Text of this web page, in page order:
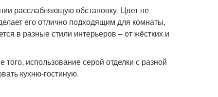
расслабляющую обстановку. Цвет не
его отлично подходящим для комнаты,
в разные стили интерьеров – от жёстких и
использование серой отделки с разной
кухню-гостиную.